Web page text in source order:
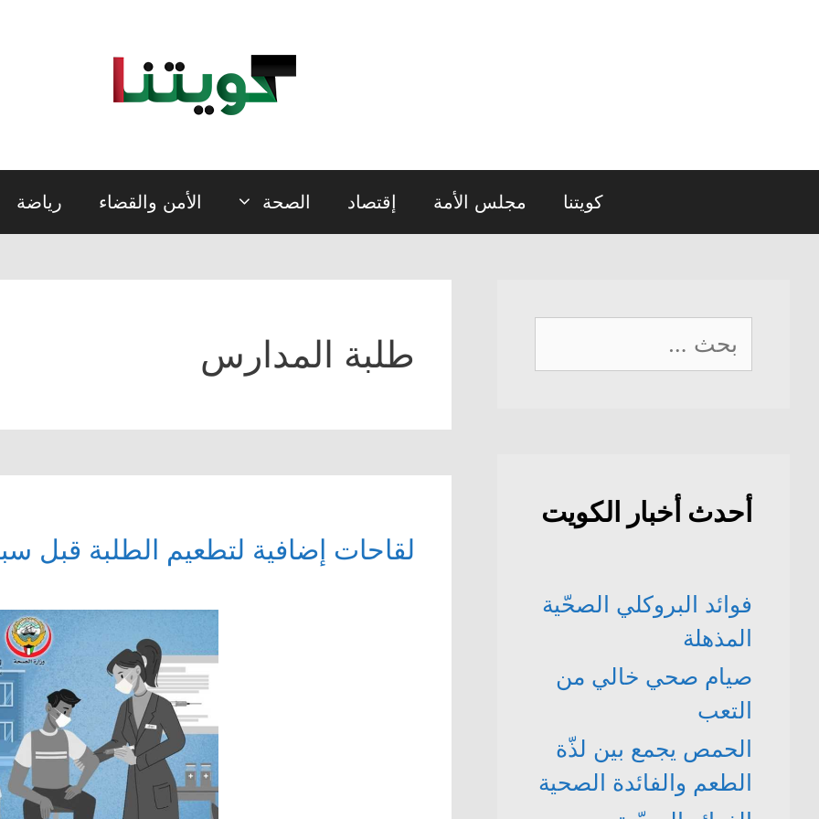
كويتنا مجلس الأمة إقتصاد الصحة الأمن والقضاء رياضة
طلبة المدارس
لقاحات إضافية لتطعيم الطلبة قبل
البحث
عن:
أحدث أخبار الكويت
فوائد البروكلي الصحّية
المذهلة
صيام صحي خالي من
التعب
الحمص يجمع بين لذّة
الطعم والفائدة الصحية